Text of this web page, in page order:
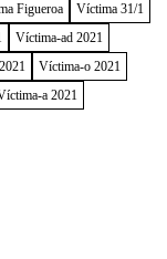
Figueroa
Víctima 31/1
Víctima-ad 2021
Víctima-o 2021
a 2021